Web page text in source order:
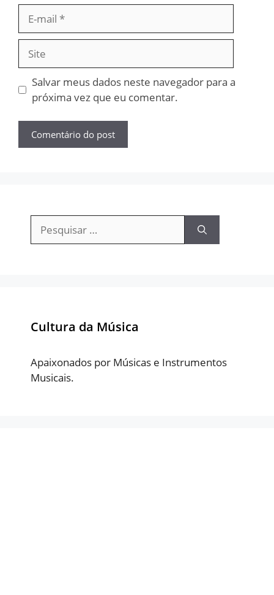
mail
Site
Salvar meus dados neste navegador para a
próxima vez que eu comentar.
Pesquisar
por:
Cultura da Música
Apaixonados por Músicas e Instrumentos
Musicais.